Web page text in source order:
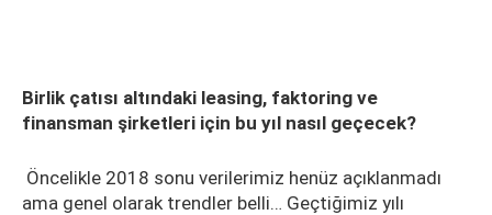
Birlik çatısı altındaki leasing, faktoring ve
finansman şirketleri için bu yıl nasıl geçecek?
Öncelikle 2018 sonu verilerimiz henüz açıklanmadı
ama genel olarak trendler belli… Geçtiğimiz yılı